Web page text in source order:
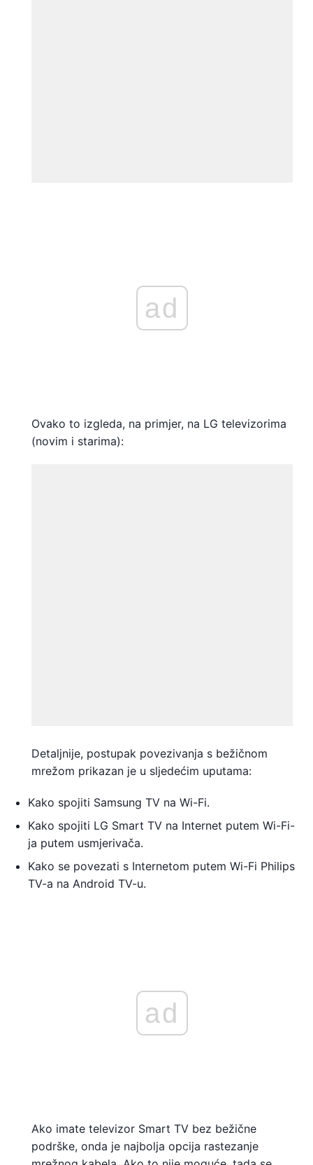
ad
Ovako to izgleda, na primjer, na LG televizorima
(novim i starima):
Detaljnije, postupak povezivanja s bežičnom
mrežom prikazan je u sljedećim uputama:
Kako spojiti Samsung TV na Wi-Fi.
Kako spojiti LG Smart TV na Internet putem Wi-Fi-
ja putem usmjerivača.
Kako se povezati s Internetom putem Wi-Fi Philips
TV-a na Android TV-u.
ad
Ako imate televizor Smart TV bez bežične
podrške, onda je najbolja opcija rastezanje